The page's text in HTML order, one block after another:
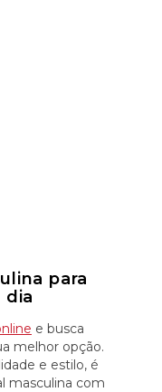
para
dia
e busca
melhor opção.
e estilo, é
masculina com